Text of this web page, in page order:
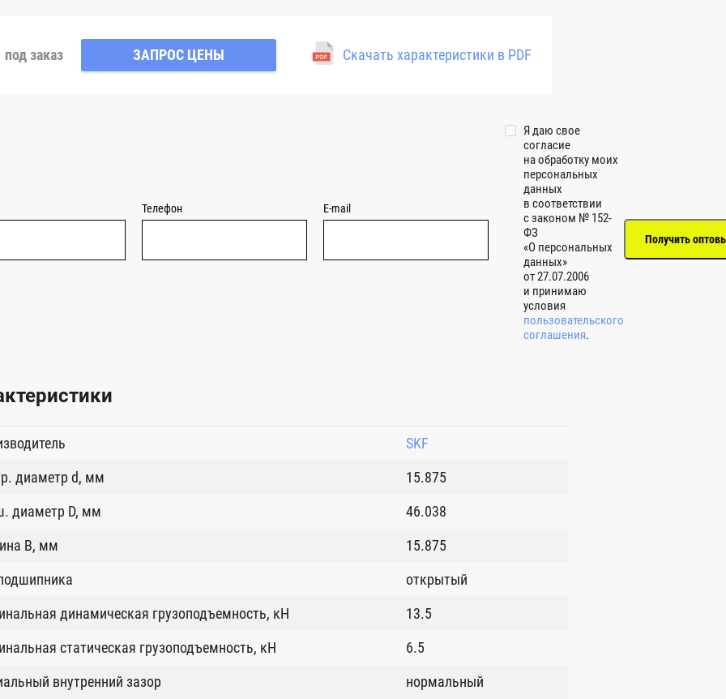
под заказ ЗАПРОС ЦЕНЫ Скачать характеристики в PDF
Телефон E-mail
Я даю свое
согласие
на обработку моих
персональных
данных
в соответствии
с законом № 152-
ФЗ
«О персональных
данных»
от 27.07.2006
и принимаю
условия
пользовательского
соглашения.
SKF
диаметр d, мм
15.875
диаметр D, мм
46.038
B, мм
15.875
открытый
динамическая грузоподъемность, кН
13.5
статическая грузоподъемность, кН
6.5
внутренний зазор
нормальный